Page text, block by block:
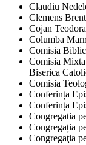
Claudiu
Clemens
Cojan Teodora
Columba
Comisia
Comisia
Biserica
Comisia
Conferința
Conferința
Congregatia
Congregația
Congregaţia